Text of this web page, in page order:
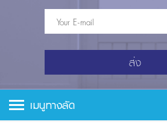
ส่ง
เมนูทางลัด